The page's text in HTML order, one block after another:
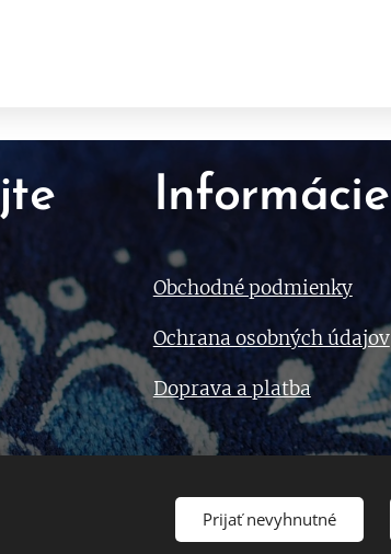
Informácie
Obchodné podmienky
Ochrana osobných údajov
Doprava a platba
Prijať nevyhnutné